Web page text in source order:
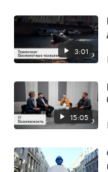
3:01
15:05